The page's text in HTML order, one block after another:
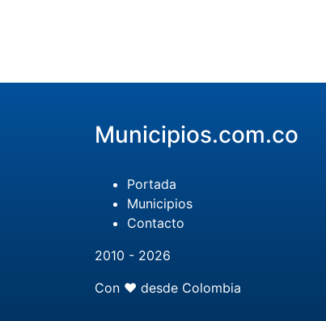
Municipios.com.co
Portada
Municipios
Contacto
2010 - 2026
Con ❤️ desde Colombia